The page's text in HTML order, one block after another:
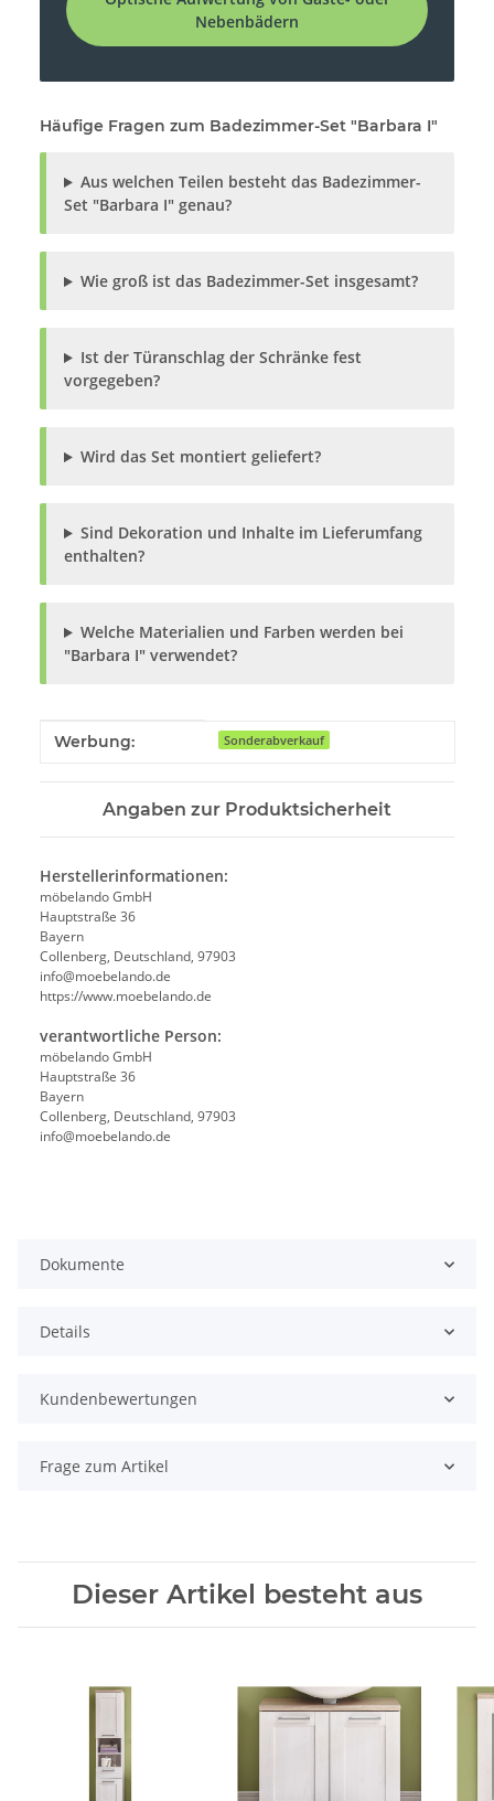
Nebenbädern
Häufige Fragen zum Badezimmer-Set "Barbara I"
Aus welchen Teilen besteht das Badezimmer-
Set "Barbara I" genau?
Wie groß ist das Badezimmer-Set insgesamt?
Ist der Türanschlag der Schränke fest
vorgegeben?
Wird das Set montiert geliefert?
Sind Dekoration und Inhalte im Lieferumfang
enthalten?
Welche Materialien und Farben werden bei
"Barbara I" verwendet?
Produkteigenschaft
Wert
Werbung: Sonderabverkauf
Angaben zur Produktsicherheit
Herstellerinformationen:
möbelando GmbH
Hauptstraße 36
Bayern
Collenberg, Deutschland, 97903
info@moebelando.de
https://www.moebelando.de
verantwortliche Person:
möbelando GmbH
Hauptstraße 36
Bayern
Collenberg, Deutschland, 97903
info@moebelando.de
Dokumente
Details
Kundenbewertungen
Frage zum Artikel
Dieser Artikel besteht aus